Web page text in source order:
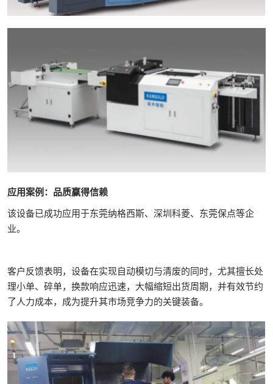
应用案例：品质赢得信赖
该设备已成功应用于东莞纳格西斯、深圳科菱、东莞保点等企
业。
客户反馈表明，设备在实现自动模切与清废的同时，尤其擅长处
理小单、碎单，换款响应迅速，大幅缩短出货周期，并有效节约
了人力成本，成为提升其市场竞争力的关键装备。